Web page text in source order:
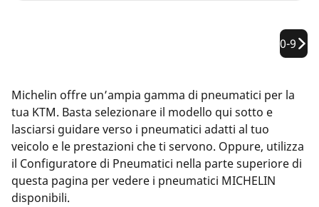
0-9
Michelin offre un’ampia gamma di pneumatici per la
tua KTM. Basta selezionare il modello qui sotto e
lasciarsi guidare verso i pneumatici adatti al tuo
veicolo e le prestazioni che ti servono. Oppure, utilizza
il Configuratore di Pneumatici nella parte superiore di
questa pagina per vedere i pneumatici MICHELIN
disponibili.